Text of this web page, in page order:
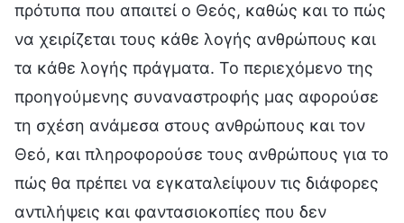
πρότυπα που απαιτεί ο Θεός, καθώς και το πώς
να χειρίζεται τους κάθε λογής ανθρώπους και
τα κάθε λογής πράγματα. Το περιεχόμενο της
προηγούμενης συναναστροφής μας αφορούσε
τη σχέση ανάμεσα στους ανθρώπους και τον
Θεό, και πληροφορούσε τους ανθρώπους για το
πώς θα πρέπει να εγκαταλείψουν τις διάφορες
αντιλήψεις και φαντασιοκοπίες που δεν